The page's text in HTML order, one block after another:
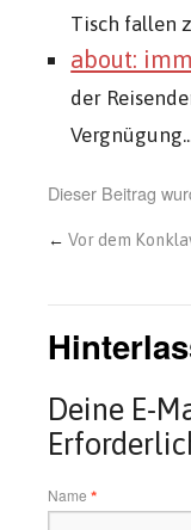
Tisch fallen
about:
der
Dieser Beitrag
← Vor dem
Deine E-
Name *